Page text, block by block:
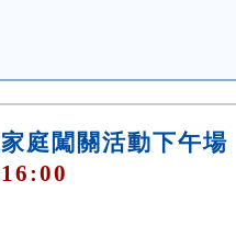
庭闖關活動下午場